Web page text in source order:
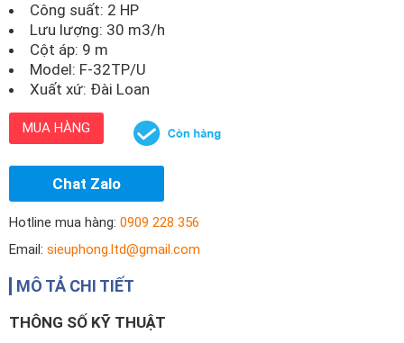
Công suất: 2 HP
Lưu lượng: 30 m3/h
Cột áp: 9 m
Model: F-32TP/U
Xuất xứ: Đài Loan
MUA HÀNG
Chat Zalo
Hotline mua hàng: 0909 228 356
Email: sieuphong.ltd@gmail.com
MÔ TẢ CHI TIẾT
THÔNG SỐ KỸ THUẬT